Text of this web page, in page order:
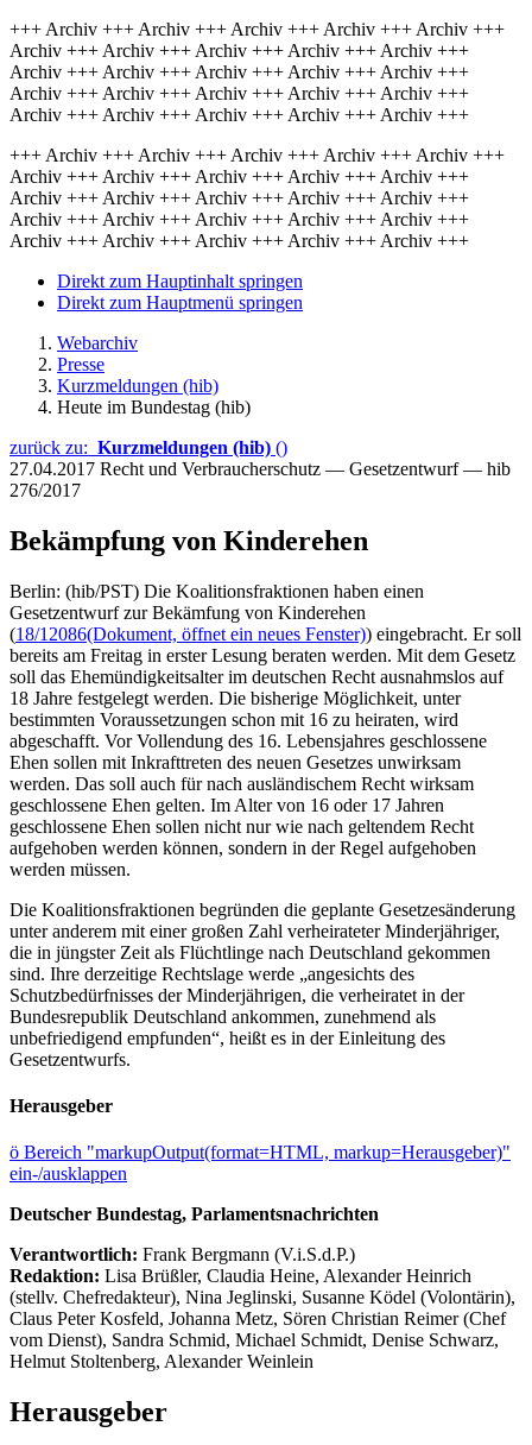
+++ Archiv +++ Archiv +++ Archiv +++ Archiv +++ Archiv +++
Archiv +++ Archiv +++ Archiv +++ Archiv +++ Archiv +++
Archiv +++ Archiv +++ Archiv +++ Archiv +++ Archiv +++
Archiv +++ Archiv +++ Archiv +++ Archiv +++ Archiv +++
Archiv +++ Archiv +++ Archiv +++ Archiv +++ Archiv +++
+++ Archiv +++ Archiv +++ Archiv +++ Archiv +++ Archiv +++
Archiv +++ Archiv +++ Archiv +++ Archiv +++ Archiv +++
Archiv +++ Archiv +++ Archiv +++ Archiv +++ Archiv +++
Archiv +++ Archiv +++ Archiv +++ Archiv +++ Archiv +++
Archiv +++ Archiv +++ Archiv +++ Archiv +++ Archiv +++
Direkt zum Hauptinhalt springen
Direkt zum Hauptmenü springen
Webarchiv
Presse
Kurzmeldungen (hib)
Heute im Bundestag (hib)
zurück zu: Kurzmeldungen (hib) ()
27.04.2017 Recht und Verbraucherschutz — Gesetzentwurf — hib
276/2017
Bekämpfung von Kinderehen
Berlin: (hib/PST) Die Koalitionsfraktionen haben einen
Gesetzentwurf zur Bekämfung von Kinderehen
(18/12086(Dokument, öffnet ein neues Fenster)) eingebracht. Er soll
bereits am Freitag in erster Lesung beraten werden. Mit dem Gesetz
soll das Ehemündigkeitsalter im deutschen Recht ausnahmslos auf
18 Jahre festgelegt werden. Die bisherige Möglichkeit, unter
bestimmten Voraussetzungen schon mit 16 zu heiraten, wird
abgeschafft. Vor Vollendung des 16. Lebensjahres geschlossene
Ehen sollen mit Inkrafttreten des neuen Gesetzes unwirksam
werden. Das soll auch für nach ausländischem Recht wirksam
geschlossene Ehen gelten. Im Alter von 16 oder 17 Jahren
geschlossene Ehen sollen nicht nur wie nach geltendem Recht
aufgehoben werden können, sondern in der Regel aufgehoben
werden müssen.
Die Koalitionsfraktionen begründen die geplante Gesetzesänderung
unter anderem mit einer großen Zahl verheirateter Minderjähriger,
die in jüngster Zeit als Flüchtlinge nach Deutschland gekommen
sind. Ihre derzeitige Rechtslage werde „angesichts des
Schutzbedürfnisses der Minderjährigen, die verheiratet in der
Bundesrepublik Deutschland ankommen, zunehmend als
unbefriedigend empfunden“, heißt es in der Einleitung des
Gesetzentwurfs.
Herausgeber
ö Bereich "markupOutput(format=HTML, markup=Herausgeber)"
ein-/ausklappen
Deutscher Bundestag, Parlamentsnachrichten
Verantwortlich: Frank Bergmann (V.i.S.d.P.)
Redaktion: Lisa Brüßler, Claudia Heine, Alexander Heinrich
(stellv. Chefredakteur), Nina Jeglinski, Susanne Ködel (Volontärin),
Claus Peter Kosfeld, Johanna Metz, Sören Christian Reimer (Chef
vom Dienst), Sandra Schmid, Michael Schmidt, Denise Schwarz,
Helmut Stoltenberg, Alexander Weinlein
Herausgeber